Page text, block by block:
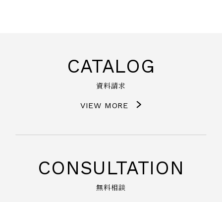
CATALOG
資料請求
VIEW MORE
CONSULTATION
無料相談